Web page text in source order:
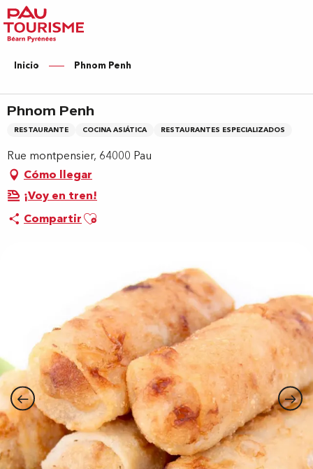
Aller
au
contenu
principal
Inicio Phnom Penh
Phnom Penh
RESTAURANTE COCINA ASIÁTICA RESTAURANTES ESPECIALIZADOS
Rue montpensier, 64000 Pau
Cómo llegar
¡Voy en tren!
CompartirAjouter aux favoris